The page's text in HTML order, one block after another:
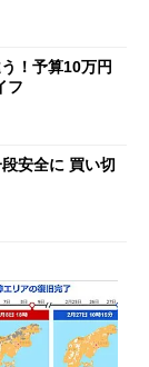
！予算10万円
フ
安全に 買い切